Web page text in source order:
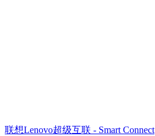
联想Lenovo超级互联 - Smart Connect